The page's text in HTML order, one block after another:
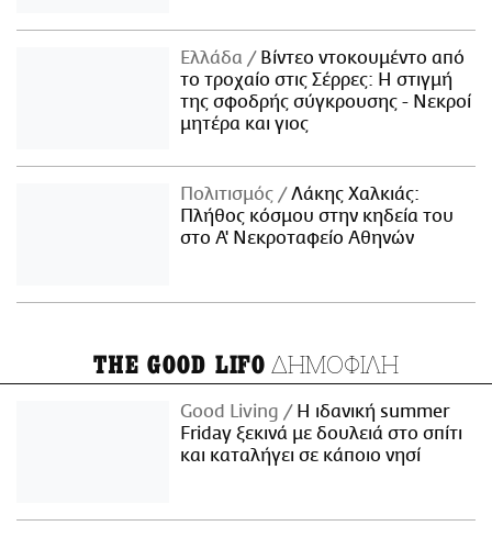
Ελλάδα
Βίντεο ντοκουμέντο από
το τροχαίο στις Σέρρες: Η στιγμή
της σφοδρής σύγκρουσης - Νεκροί
μητέρα και γιος
Πολιτισμός
Λάκης Χαλκιάς:
Πλήθος κόσμου στην κηδεία του
στο Α' Νεκροταφείο Αθηνών
THE GOOD LIFO ΔΗΜΟΦΙΛΗ
Good Living
Η ιδανική summer
Friday ξεκινά με δουλειά στο σπίτι
και καταλήγει σε κάποιο νησί